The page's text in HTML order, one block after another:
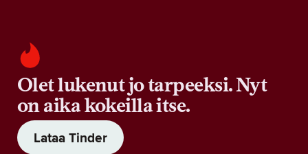
Olet lukenut jo tarpeeksi. Nyt
on aika kokeilla itse.
Lataa Tinder